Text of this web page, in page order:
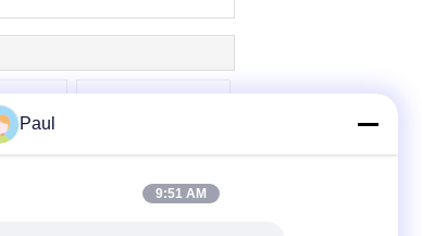
7PH
स्टील
Paul
9:51 AM